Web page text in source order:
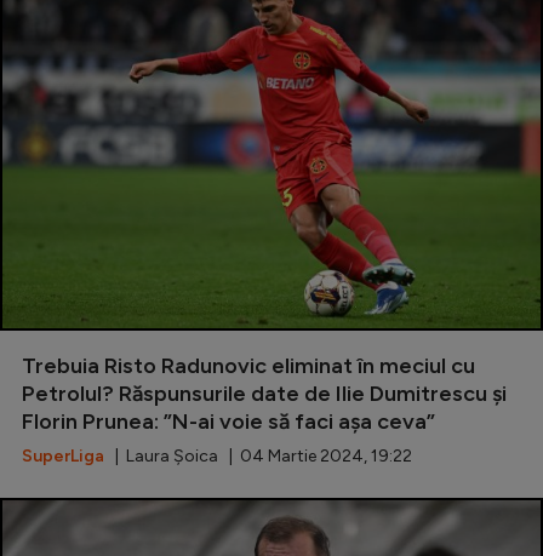
Trebuia Risto Radunovic eliminat în meciul cu
Petrolul? Răspunsurile date de Ilie Dumitrescu și
Florin Prunea: ”N-ai voie să faci așa ceva”
SuperLiga | Laura Șoica | 04 Martie 2024, 19:22